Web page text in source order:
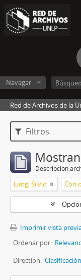
Navegar
Red de Archivos de la
Filtros
Descripción
Lang, Silvio Con
Imprimir vista
Ordenar por:
Direction: